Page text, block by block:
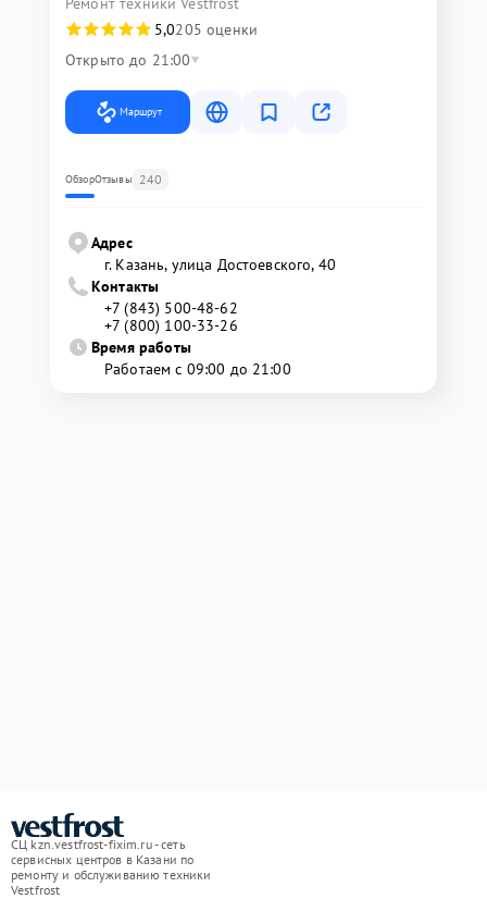
5,0205 оценки
Открыто до 21:00
Маршрут
ОбзорОтзывы 240
Адрес
г. Казань, улица Достоевского, 40
Контакты
+7 (843) 500-48-62
+7 (800) 100-33-26
Время работы
Работаем с 09:00 до 21:00
СЦ kzn.vestfrost-fixim.ru - сеть
сервисных центров в Казани по
ремонту и обслуживанию техники
Vestfrost